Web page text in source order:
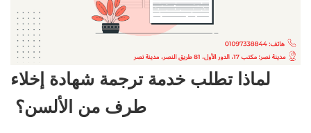
لماذا تطلب خدمة ترجمة شهادة إخلاء
طرف من الألسن؟